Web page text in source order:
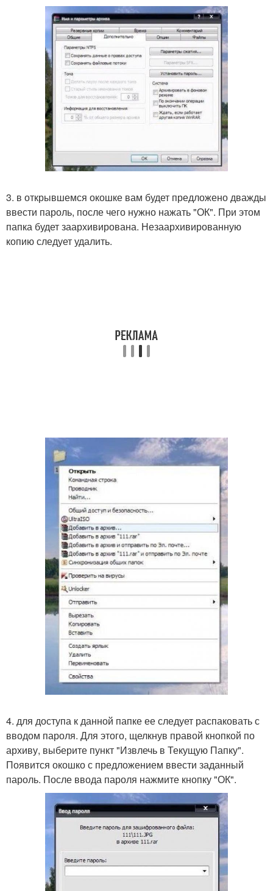
3. в открывшемся окошке вам будет предложено дважды
ввести пароль, после чего нужно нажать "ОК". При этом
папка будет заархивирована. Незаархивированную
копию следует удалить.
4. для доступа к данной папке ее следует распаковать с
вводом пароля. Для этого, щелкнув правой кнопкой по
архиву, выберите пункт "Извлечь в Текущую Папку".
Появится окошко с предложением ввести заданный
пароль. После ввода пароля нажмите кнопку "ОК".